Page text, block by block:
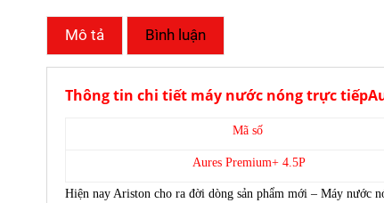
Mô tả Bình luận
Thông tin chi tiết máy nước nóng trực
Mã số
Aures Premium+ 4.5P
Hiện nay Ariston cho ra đời dòng sản phẩm mới – Máy nước